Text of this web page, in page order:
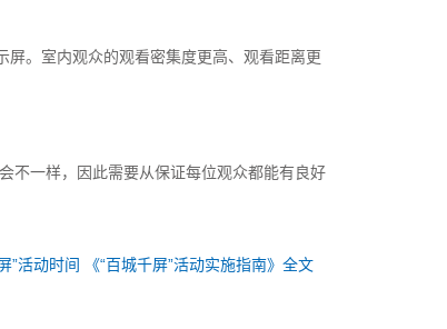
。室内观众的观看密集度更高、观看距离更
不一样，因此需要从保证每位观众都能有良好
”活动时间 《“百城千屏”活动实施指南》全文